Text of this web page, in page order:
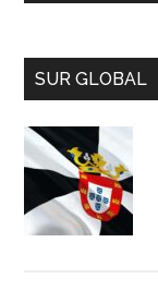
SUR GLOBAL